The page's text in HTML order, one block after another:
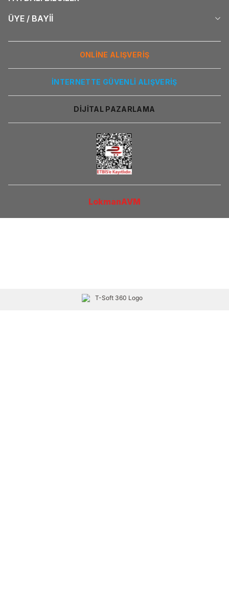
ÜYE / BAYİİ
ONLİNE ALIŞVERİŞ
İNTERNETTE GÜVENLİ ALIŞVERİŞ
DİJİTAL PAZARLAMA
LokmanAVM